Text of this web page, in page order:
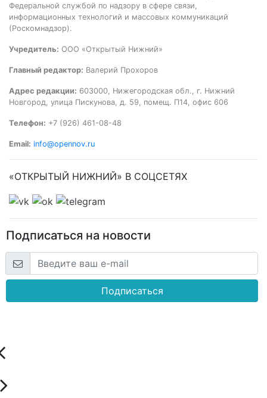
Федеральной службой по надзору в сфере связи,
информационных технологий и массовых коммуникаций
(Роскомнадзор).
Учредитель: ООО «Открытый Нижний»
Главный редактор: Валерий Прохоров
Адрес редакции: 603000, Нижегородская обл., г. Нижний
Новгород, улица Пискунова, д. 59, помещ. П14, офис 606
Телефон: +7 (926) 461-08-48
Email: info@opennov.ru
«ОТКРЫТЫЙ НИЖНИЙ» В СОЦСЕТЯХ
Подписаться на новости
Подписаться